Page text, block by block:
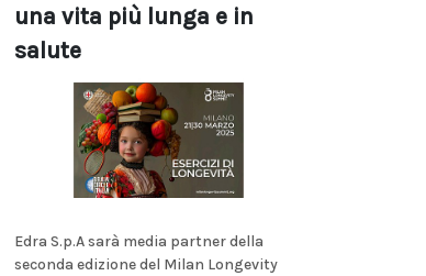
una vita più lunga e in
salute
Edra S.p.A sarà media partner della
seconda edizione del Milan Longevity